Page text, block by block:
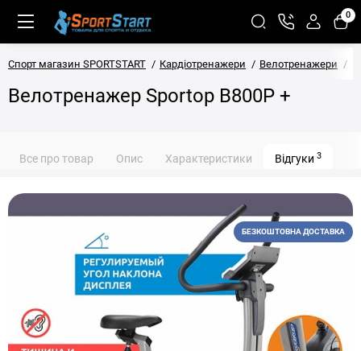
0
Спорт магазин SPORTSTART Кардіотренажери Велотренажери
Велотренажер Sportop B800P +
Все про товар Опис Характеристики Відгуки 3
БЕЗКОШТОВНА ДОСТАВКА